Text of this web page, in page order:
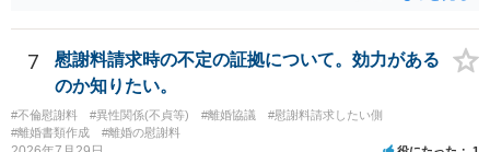
ことを窺わせるものです。）。ですから，慰謝料請求を進めることで
よいと思います。 ただ．慰謝料額については，婚姻破綻に至っていな
いとして，この点を考慮されることになるかもしれません。 ②夫との
今後のことを考えて書いてもらうか否かを検討するのがよいと思いま
す。今ある証拠以上のことを証明（証明力を強めることも含む）でき
るのであれば，前向きに検討を進めるという考え方でもよいでしょ
7
慰謝料請求時の不定の証拠について。効力がある
のか知りたい。
#不倫慰謝料 #異性関係(不貞等) #離婚協議
#慰謝料請求したい側
#離婚書類作成
#離婚の慰謝料